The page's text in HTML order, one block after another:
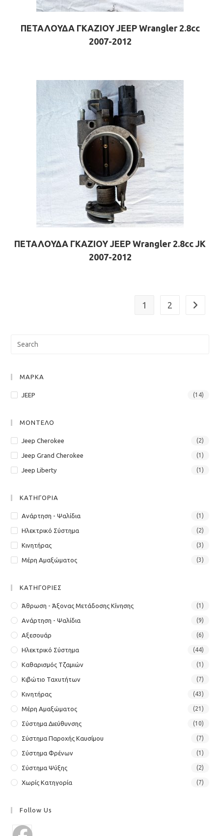
ΠΕΤΑΛΟΥΔΑ ΓΚΑΖΙΟΥ JEEP Wrangler 2.8cc
2007-2012
ΠΕΤΑΛΟΥΔΑ ΓΚΑΖΙΟΥ JEEP Wrangler 2.8cc JK
2007-2012
1 2
ΜΑΡΚΑ
JEEP (14)
ΜΟΝΤΕΛΟ
Jeep Cherokee (2)
Jeep Grand Cherokee (1)
Jeep Liberty (1)
ΚΑΤΗΓΟΡΙΑ
Ανάρτηση - Ψαλίδια (1)
Ηλεκτρικό Σύστημα (2)
Κινητήρας (3)
Μέρη Αμαξώματος (3)
ΚΑΤΗΓΟΡΙΕΣ
Άθρωση - Άξονας Μετάδοσης Κίνησης (1)
Ανάρτηση - Ψαλίδια (9)
Αξεσουάρ (6)
Ηλεκτρικό Σύστημα (44)
Καθαρισμός Τζαμιών (1)
Κιβώτιο Ταχυτήτων (7)
Κινητήρας (43)
Μέρη Αμαξώματος (21)
Σύστημα Διεύθυνσης (10)
Σύστημα Παροχής Καυσίμου (7)
Σύστημα Φρένων (1)
Σύστημα Ψύξης (2)
Χωρίς Κατηγορία (7)
Follow Us